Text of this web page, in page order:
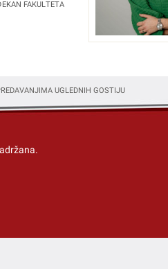
FAKULTETA
UGLEDNIH GOSTIJU